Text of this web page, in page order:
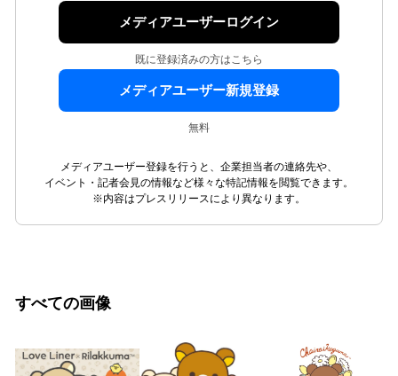
メディアユーザーログイン
既に登録済みの方はこちら
メディアユーザー新規登録
無料
メディアユーザー登録を行うと、企業担当者の連絡先や、
イベント・記者会見の情報など様々な特記情報を閲覧できます。
※内容はプレスリリースにより異なります。
すべての画像